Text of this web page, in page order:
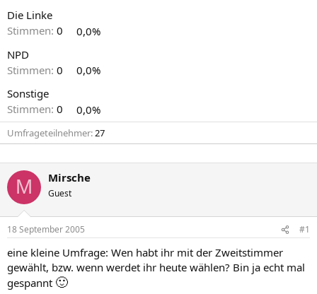
Die Linke
Stimmen: 0
0,0%
NPD
Stimmen: 0
0,0%
Sonstige
Stimmen: 0 0,0%
Umfrageteilnehmer 27
M Mirsche
Guest
18 September 2005 #1
eine kleine Umfrage: Wen habt ihr mit der Zweitstimmer
gewählt, bzw. wenn werdet ihr heute wählen? Bin ja echt mal
gespannt 🙂